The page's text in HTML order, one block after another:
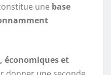
une base
économiques et